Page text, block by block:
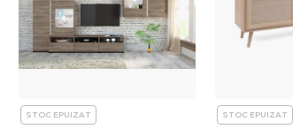
STOC EPUIZAT STOC EPUIZAT